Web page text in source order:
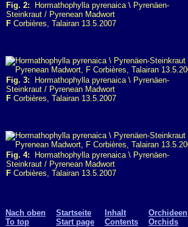
Fig. 2: Hormathophylla pyrenaica \ Pyrenäen-
Steinkraut / Pyrenean Madwort
F Corbières, Talairan 13.5.2007
Fig. 3: Hormathophylla pyrenaica \ Pyrenäen-
Steinkraut / Pyrenean Madwort
F Corbières, Talairan 13.5.2007
Fig. 4: Hormathophylla pyrenaica \ Pyrenäen-
Steinkraut / Pyrenean Madwort
F Corbières, Talairan 13.5.2007
Nach oben
To top
Startseite
Start page
Inhalt
Contents
Orchideen
Orchids